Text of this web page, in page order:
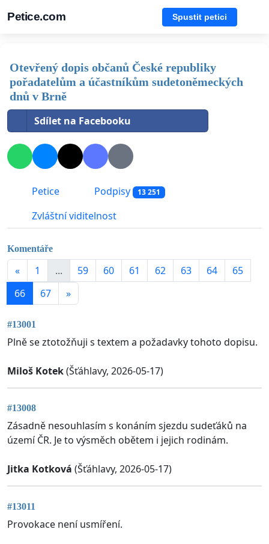
Petice.com Spustit petici
Otevřený dopis občanů České republiky
pořadatelům a účastníkům sudetoněmeckých
dnů v Brně
Sdílet na Facebooku
Petice Podpisy 13 251
Zvláštní viditelnost
Komentáře
« 1 ... 59 60 61 62 63 64
65
66
67 »
#13001
Plně se ztotožňuji s textem a požadavky tohoto dopisu.
Miloš Kotek(Šťáhlavy, 2026-05-17)
#13008
Zásadně nesouhlasím s konáním sjezdu sudeťáků na
území ČR. Je to výsměch obětem i jejich rodinám.
Jitka Kotková (Šťáhlavy, 2026-05-17)
#13011
Provokace není usmíření.